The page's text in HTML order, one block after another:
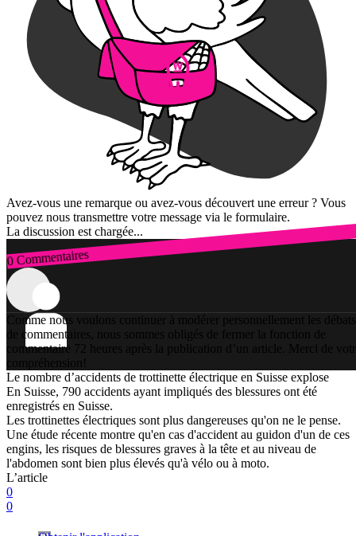
Avez-vous une remarque ou avez-vous découvert une erreur ? Vous
pouvez nous transmettre votre message via le formulaire.
La discussion est chargée...
0 Commentaires
Connexion
Comme nous voulons continuer à modérer personnellement les débats
de commentaires, nous sommes obligés de fermer la fonction de
commentaire 72 heures après la publication d’un article. Merci de
compréhension!
Le nombre d’accidents de trottinette électrique en Suisse explose
En Suisse, 790 accidents ayant impliqués des blessures ont été
enregistrés en Suisse.
Les trottinettes électriques sont plus dangereuses qu'on ne le pense.
Une étude récente montre qu'en cas d'accident au guidon d'un de ces
engins, les risques de blessures graves à la tête et au niveau de
l'abdomen sont bien plus élevés qu'à vélo ou à moto.
L’article
0
0